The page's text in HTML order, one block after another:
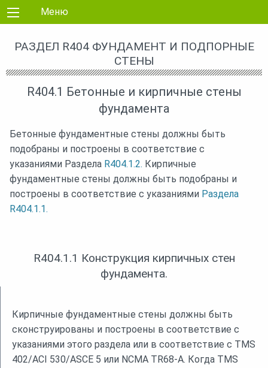
Перейти к контенту
Меню
РАЗДЕЛ R404 ФУНДАМЕНТ И ПОДПОРНЫЕ
СТЕНЫ
R404.1 Бетонные и кирпичные стены
фундамента
Бетонные фундаментные стены должны быть
подобраны и построены в соответствие с
указаниями Раздела R404.1.2. Кирпичные
фундаментные стены должны быть подобраны и
построены в соответствие с указаниями Раздела
R404.1.1.
R404.1.1 Конструкция кирпичных стен
фундамента.
Кирпичные фундаментные стены должны быть
сконструированы и построены в соответствие с
указаниями этого раздела или в соответствие с TMS
402/ACI 530/ASCE 5 или NCMA TR68-A. Когда TMS